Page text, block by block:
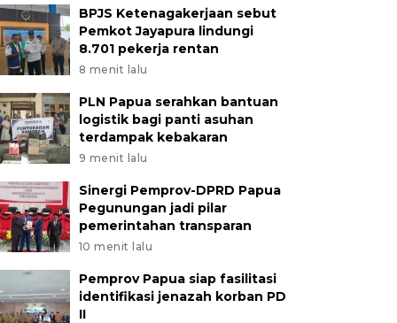
BPJS Ketenagakerjaan sebut
Pemkot Jayapura lindungi
8.701 pekerja rentan
8 menit lalu
PLN Papua serahkan bantuan
logistik bagi panti asuhan
terdampak kebakaran
9 menit lalu
Sinergi Pemprov-DPRD Papua
Pegunungan jadi pilar
pemerintahan transparan
10 menit lalu
Pemprov Papua siap fasilitasi
identifikasi jenazah korban PD
II